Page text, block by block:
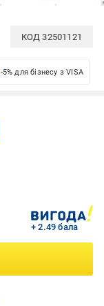
КОД32501121
-5% для бізнесу з VISA
+ 2.49 бала